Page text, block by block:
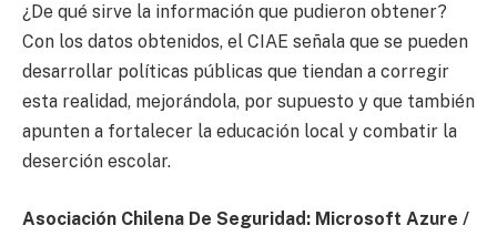
¿De qué sirve la información que pudieron obtener?
Con los datos obtenidos, el CIAE señala que se pueden
desarrollar políticas públicas que tiendan a corregir
esta realidad, mejorándola, por supuesto y que también
apunten a fortalecer la educación local y combatir la
deserción escolar.
Asociación Chilena De Seguridad: Microsoft Azure /